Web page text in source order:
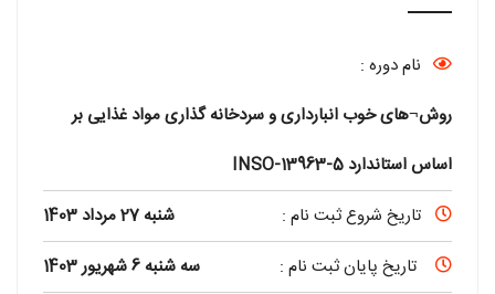
نام دوره :
روش¬های خوب انبارداری و سردخانه گذاری مواد غذایی بر
اساس استاندارد INSO-13963-5
تاریخ شروع ثبت نام :
شنبه 27 مرداد 1403
تاریخ پایان ثبت نام :
سه شنبه 6 شهریور 1403